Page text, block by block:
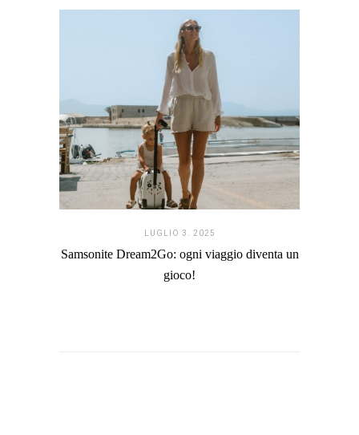
LUGLIO 3. 2025
Samsonite Dream2Go: ogni viaggio diventa un
gioco!